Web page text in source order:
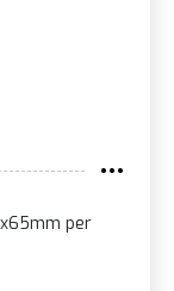
per